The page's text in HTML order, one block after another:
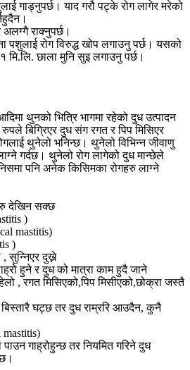
गाड्नुपर्छ। याद गरौ पट्के रोग लागेर मरेको
राक्नुपर्छ।
पशुलाई रोग विरुद्ध खोप लगाउनु पर्छ। यसको
मि.लि. छाला मुनि सुइ लगाउनु पर्छ।
थुनको भित्रि भागमा रहेको दुध उत्पादन
बिग्रिएर दुध संग रगत र पिप मिसिएर
थुनेलो भनिन्छ। थुनेलो विभिन्न जीवाणु
गर्दछ। थुनेलो रोग लागेको दुध मान्छेले
पनि अनेक किसिमका रोगहरु लाग्ने
देखिन सक्छ
)
mastitis)
)
सुन्निएर दुख्ने
हुने र दुध को मात्रा काम हुदै जाने
, रगत मिसिएको,पिप मिसीएको,छोक्रा जस्तै
घट्छ तर दुध राम्ररि आउदैन, कुनै
गाह्रोहुन्छ तर नियमित गरिने दुध